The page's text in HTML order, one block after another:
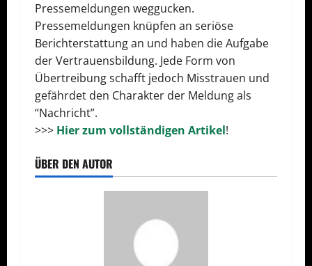
Pressemeldungen weggucken.
Pressemeldungen knüpfen an seriöse
Berichterstattung an und haben die Aufgabe
der Vertrauensbildung. Jede Form von
Übertreibung schafft jedoch Misstrauen und
gefährdet den Charakter der Meldung als
“Nachricht”.
>>> Hier zum vollständigen Artikel!
ÜBER DEN AUTOR